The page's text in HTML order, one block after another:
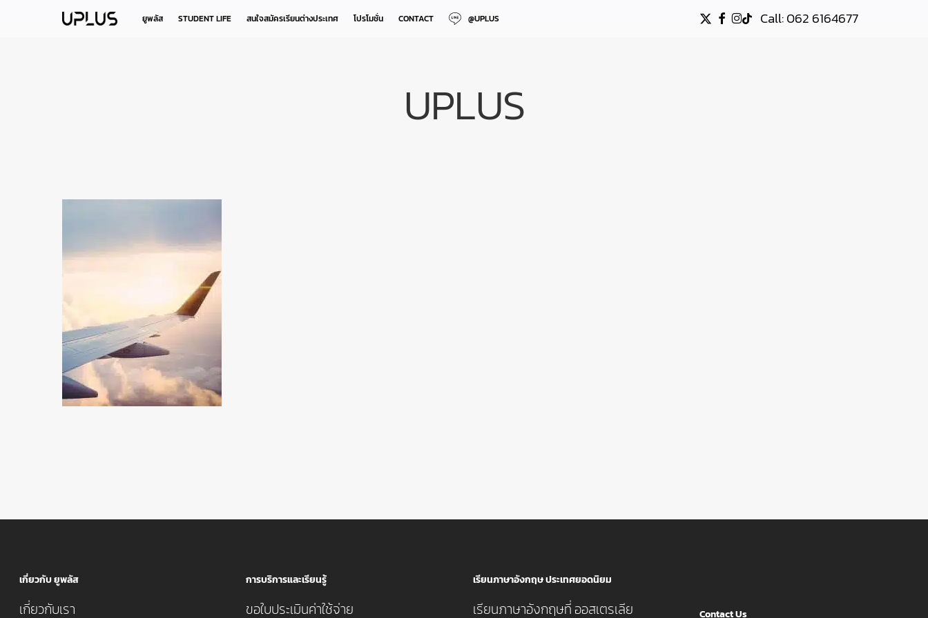
ยูพลัส STUDENT LIFE สนใจสมัครเรียนต่างประเทศ โปรโมชั่น CONTACT @UPLUS Call: 062 6164677
X-
TWITTER
FACEBOOK
INSTAGRAM
TIKTOK
UPLUS
เกี่ยวกับ ยูพลัส
เกี่ยวกับเรา
การบริการและเรียนรู้
ขอใบประเมินค่าใช้จ่าย
เรียนภาษาอังกฤษ ประเทศยอดนิยม
เรียนภาษาอังกฤษที่ ออสเตรเลีย Contact Us